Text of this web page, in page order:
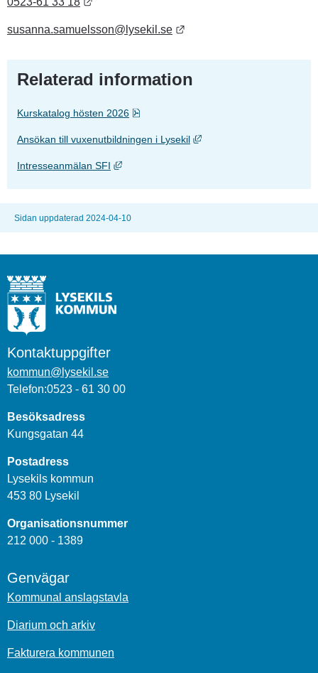
susanna.samuelsson@lysekil.se
Relaterad information
Kurskatalog hösten 2026 Pdf, 4.3 MB.
Ansökan till vuxenutbildningen i Lysekil Länk till annan
Intresseanmälan SFI Länk till annan webbplats, öppnas i nytt
Sidan uppdaterad 2024-04-10
Kontaktuppgifter
kommun@lysekil.se
Telefon:0523 - 61 30 00
Besöksadress
Kungsgatan 44
Postadress
Lysekils kommun
453 80 Lysekil
Organisationsnummer
212 000 - 1389
Genvägar
Kommunal anslagstavla
Diarium och arkiv
Fakturera kommunen